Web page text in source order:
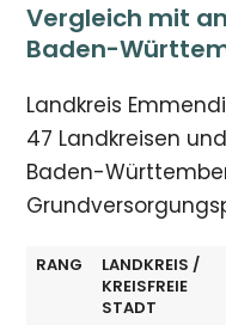
Vergleich mit
Baden-
Landkreis
47 Landkreisen
Baden-
RANG
LANDKREIS /
KREISFREIE
STADT